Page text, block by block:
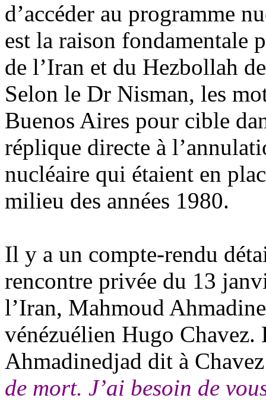
d’accéder au programme
est la raison fondamentale
de l’Iran et du Hezbollah
Selon le Dr Nisman, les
Buenos Aires pour cible
réplique directe à
nucléaire qui étaient en
milieu des années 1980.
Il y a un compte-rendu
rencontre privée du 13
l’Iran, Mahmoud
vénézuélien Hugo Chavez.
Ahmadinedjad dit à
de mort. J’ai besoin de